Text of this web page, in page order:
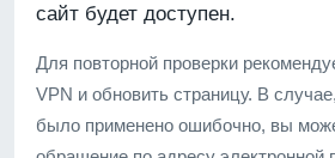
сайт будет доступен.
Для повторной проверки
VPN и обновить страницу. В
было применено ошибочно, вы